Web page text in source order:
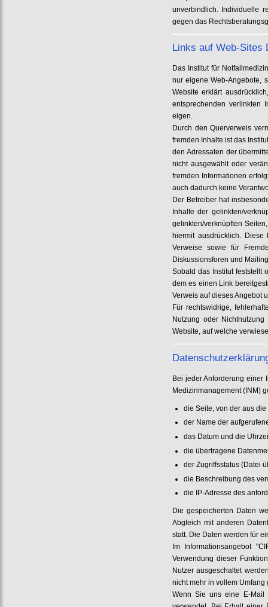
unverbindlich. Individuelle
gegen das
Links auf Web-Sites
Das Institut für
nur eigene Web-Angebote,
Website erklärt
entsprechenden verlinkten
eigen.
Durch den Querverweis
fremden Inhalte ist das
den Adressaten der
nicht ausgewählt oder
fremden Informationen
auch dadurch keine
Der Betreiber hat
Inhalte der gelinkten/
gelinkten/verknüpften
hiermit ausdrücklich.
Verweise sowie für
Diskussionsforen und
Sobald das Institut feststellt
dem es einen Link
Verweis auf dieses Angebot
Für rechtswidrige,
Nutzung oder
Website, auf welche
Bei jeder Anforderung einer
Medizinmanagement (INM)
die Seite, von der aus
der Name der
das Datum und die
die übertragene
der Zugriffsstatus (Datei
die Beschreibung des
die IP-Adresse des
Die gespeicherten Daten
Abgleich mit anderen
statt. Die Daten werden für
Im Informationsangebot
Verwendung dieser
Nutzer ausgeschaltet
nicht mehr in vollem Umfang
Wenn Sie uns eine E-Mail